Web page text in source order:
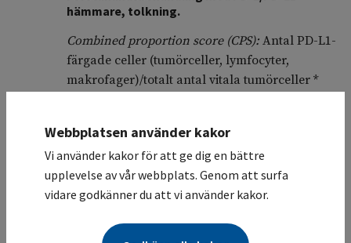
hämmare, tolkning.
Combined proportion score (CPS):Antal PD-L1-
färgade celler (tumörceller, lymfocyter,
makrofager)/totalt antal vitala tumörceller *
Observera: uteslut all cytoplasmatisk färgning
av tumörceller, neutrofiler, eosinofiler,
plasmaceller, såväl som nekrotisk och dysplasi.
CPS ≥ 1.
Webbplatsen använder kakor
Vi använder kakor för att ge dig en bättre
upplevelse av vår webbplats. Genom att surfa
vidare godkänner du att vi använder kakor.